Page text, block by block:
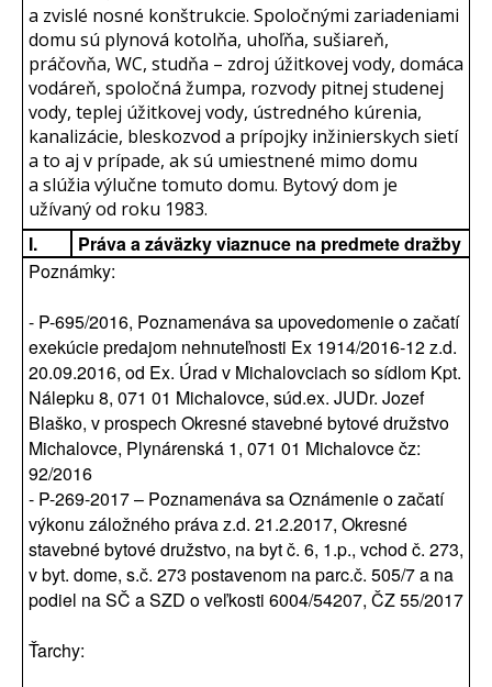
a zvislé nosné konštrukcie. Spoločnými zariadeniami
domu sú plynová kotolňa, uhoľňa, sušiareň,
práčovňa, WC, studňa – zdroj úžitkovej vody, domáca
vodáreň, spoločná žumpa, rozvody pitnej studenej
vody, teplej úžitkovej vody, ústredného kúrenia,
kanalizácie, bleskozvod a prípojky inžinierskych sietí
a to aj v prípade, ak sú umiestnené mimo domu
a slúžia výlučne tomuto domu. Bytový dom je
užívaný od roku 1983.
I.
Práva a záväzky viaznuce na predmete dražby
Poznámky:
- P-695/2016, Poznamenáva sa upovedomenie o začatí
exekúcie predajom nehnuteľnosti Ex 1914/2016-12 z.d.
20.09.2016, od Ex. Úrad v Michalovciach so sídlom Kpt.
Nálepku 8, 071 01 Michalovce, súd.ex. JUDr. Jozef
Blaško, v prospech Okresné stavebné bytové družstvo
Michalovce, Plynárenská 1, 071 01 Michalovce čz:
92/2016
- P-269-2017 – Poznamenáva sa Oznámenie o začatí
výkonu záložného práva z.d. 21.2.2017, Okresné
stavebné bytové družstvo, na byt č. 6, 1.p., vchod č. 273,
v byt. dome, s.č. 273 postavenom na parc.č. 505/7 a na
podiel na SČ a SZD o veľkosti 6004/54207, ČZ 55/2017
Ťarchy: